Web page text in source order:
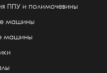
ППУ и полимочевины
машины
машины